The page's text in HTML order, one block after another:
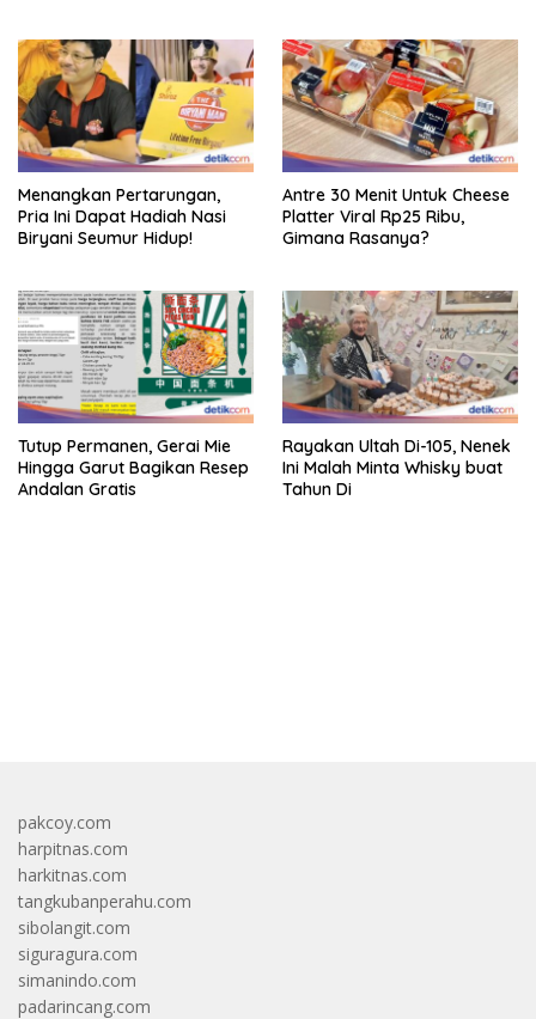
Menangkan Pertarungan,
Pria Ini Dapat Hadiah Nasi
Biryani Seumur Hidup!
Antre 30 Menit Untuk Cheese
Platter Viral Rp25 Ribu,
Gimana Rasanya?
Tutup Permanen, Gerai Mie
Hingga Garut Bagikan Resep
Andalan Gratis
Rayakan Ultah Di-105, Nenek
Ini Malah Minta Whisky buat
Tahun Di
pakcoy.com
harpitnas.com
harkitnas.com
tangkubanperahu.com
sibolangit.com
siguragura.com
simanindo.com
padarincang.com